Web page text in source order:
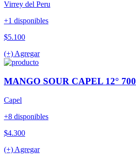
Virrey del Peru
+1 disponibles
$5.100
(+) Agregar
MANGO SOUR CAPEL 12°
Capel
+8 disponibles
$4.300
(+) Agregar